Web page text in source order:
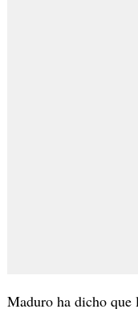
Maduro ha dicho que